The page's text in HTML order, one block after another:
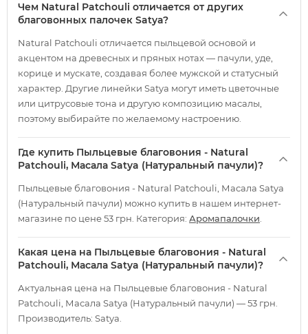
Чем Natural Patchouli отличается от других
благовонных палочек Satya?
Natural Patchouli отличается пыльцевой основой и
акцентом на древесных и пряных нотах — пачули, уде,
корице и мускате, создавая более мужской и статусный
характер. Другие линейки Satya могут иметь цветочные
или цитрусовые тона и другую композицию масалы,
поэтому выбирайте по желаемому настроению.
Где купить Пыльцевые благовония - Natural
Patchouli, Масала Satya (Натуральный пачули)?
Пыльцевые благовония - Natural Patchouli, Масала Satya
(Натуральный пачули) можно купить в нашем интернет-
магазине по цене 53 грн. Категория: Аромапалочки
Какая цена на Пыльцевые благовония - Natural
Patchouli, Масала Satya (Натуральный пачули)?
Актуальная цена на Пыльцевые благовония - Natural
Patchouli, Масала Satya (Натуральный пачули) — 53 грн.
Производитель: Satya.